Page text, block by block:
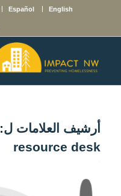
English
Español
أرشيف العلامات ل:
resource desk